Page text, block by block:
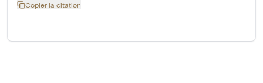
Copier la citation